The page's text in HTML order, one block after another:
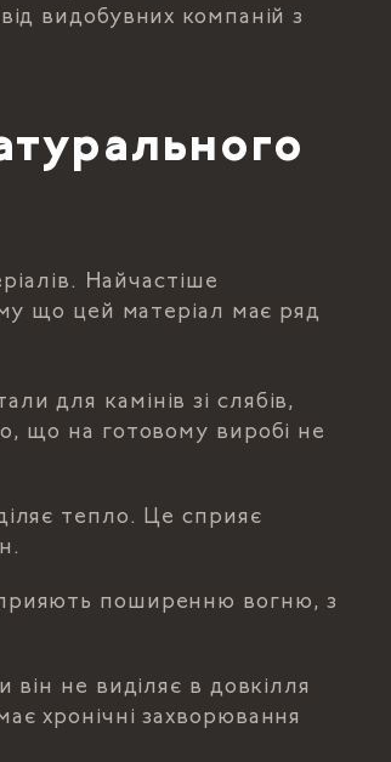
видобувних компаній з
Найчастіше
що цей матеріал має ряд
для камінів зі слябів,
що на готовому виробі не
тепло. Це сприяє
поширенню вогню, з
не виділяє в довкілля
хронічні захворювання